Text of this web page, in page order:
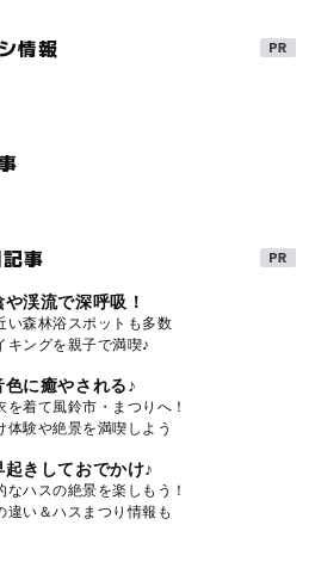
情報
事
渓流で深呼吸！
い森林浴スポットも多数
キングを親子で満喫♪
色に癒やされる♪
を着て風鈴市・まつりへ！
体験や絶景を満喫しよう
きしておでかけ♪
なハスの絶景を楽しもう！
違い＆ハスまつり情報も